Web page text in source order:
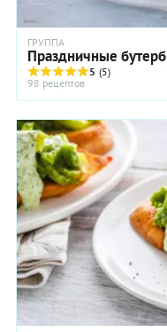
ГРУППА
Праздничные
5 (5)
98 рецептов